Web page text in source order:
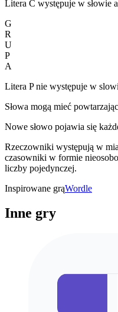
Litera C występuje w słowie
G
R
U
P
A
Litera P nie występuje w
Słowa mogą mieć
Nowe słowo pojawia się
Rzeczowniki występują w
czasowniki w formie
liczby pojedynczej.
Inspirowane grąWordle
Inne gry